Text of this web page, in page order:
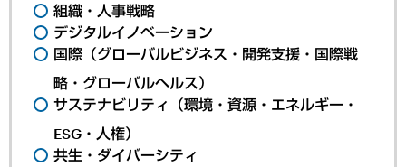
組織・人事戦略
デジタルイノベーション
国際（グローバルビジネス・開発支援・国際戦
略・グローバルヘルス）
サステナビリティ（環境・資源・エネルギー・
ESG・人権）
共生・ダイバーシティ